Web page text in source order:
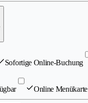
Sofortige Online-Buchung
Online Menükarte